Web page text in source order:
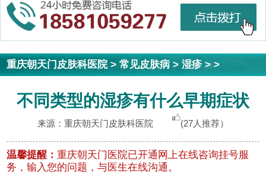
重庆朝天门皮肤科医院>常见皮肤病 >湿疹> >
不同类型的湿疹有什么早期症状
来源：重庆朝天门皮肤科医院 (27人推荐）
温馨提醒：重庆朝天门医院已开通网上在线咨询挂号服
务，输入您的问题，与医生在线沟通。